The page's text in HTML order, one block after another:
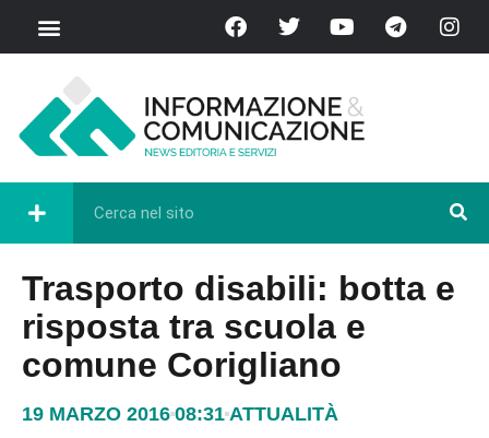
Trasporto disabili: botta e
risposta tra scuola e
comune Corigliano
19 MARZO 2016 08:31 ATTUALITÀ